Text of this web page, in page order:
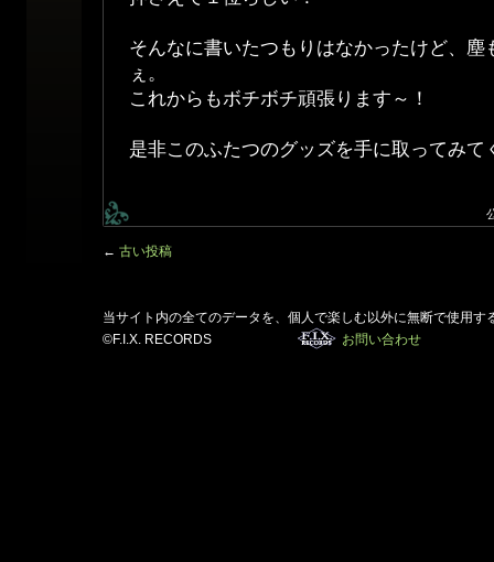
そんなに書いたつもりはなかったけど、塵
ぇ。
これからもボチボチ頑張ります～！
是非このふたつのグッズを手に取ってみ
← 古い投稿
当サイト内の全てのデータを、個人で楽しむ以外に無断で使用す
©F.I.X. RECORDS
お問い合わせ